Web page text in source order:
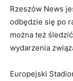
Rzeszów News
odbędzie się po
można też
wydarzenia
Europejski